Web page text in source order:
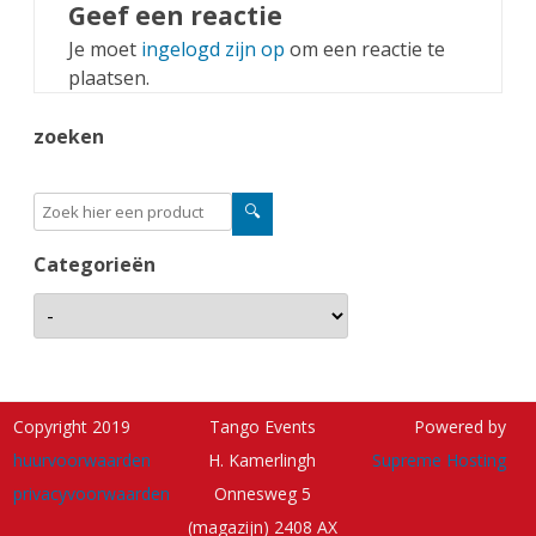
Geef een reactie
Je moet ingelogd zijn op om een reactie te
plaatsen.
zoeken
Categorieën
Copyright 2019
huurvoorwaarden
privacyvoorwaarden
Tango Events
H. Kamerlingh
Onnesweg 5
(magazijn) 2408 AX
Powered by
Supreme Hosting